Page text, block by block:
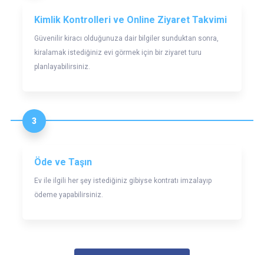
Kimlik Kontrolleri ve Online Ziyaret Takvimi
Güvenilir kiracı olduğunuza dair bilgiler sunduktan sonra,
kiralamak istediğiniz evi görmek için bir ziyaret turu
planlayabilirsiniz.
3
Öde ve Taşın
Ev ile ilgili her şey istediğiniz gibiyse kontratı imzalayıp
ödeme yapabilirsiniz.